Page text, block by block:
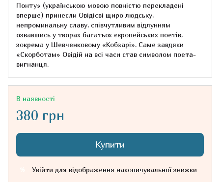
Понту» (українською мовою повністю перекладені
вперше) принесли Овідієві щиро людську,
непроминальну славу, співчутливим відлунням
озвавшись у творах багатьох європейських поетів,
зокрема у Шевченковому «Кобзарі». Саме завдяки
«Скорботам» Овідій на всі часи став символом поета-
вигнанця.
В наявності
380 грн
Купити
Увійти для відображення накопичувальної знижки